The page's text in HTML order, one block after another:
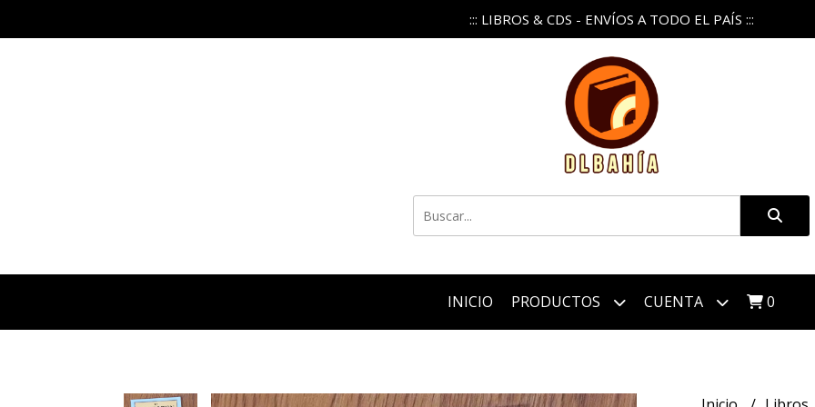
::: LIBROS & CDS - ENVÍOS A TODO EL PAÍS :::
INICIO PRODUCTOS CUENTA 0